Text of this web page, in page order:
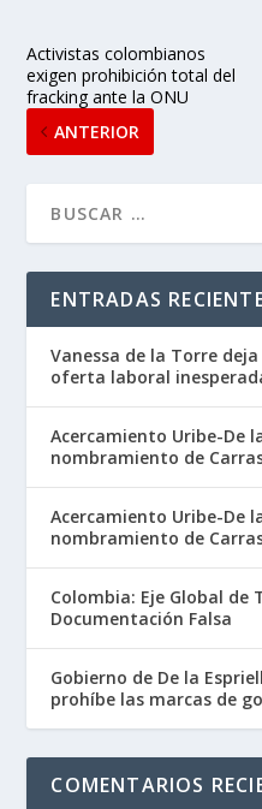
Activistas colombianos
exigen prohibición total del
fracking ante la ONU
ANTERIOR
ENTRADAS
Vanessa de la Torre
oferta laboral
Acercamiento Uribe-De
nombramiento de
Acercamiento Uribe-De
nombramiento de
Colombia: Eje Global de
Documentación Falsa
Gobierno de De la
prohíbe las marcas de
COMENTARIOS